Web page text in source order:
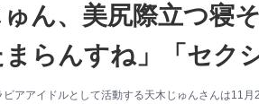
ん、美尻際立つ寝
らんすね」「セクシ
ビアアイドルとして活動する天木じゅんさんは11